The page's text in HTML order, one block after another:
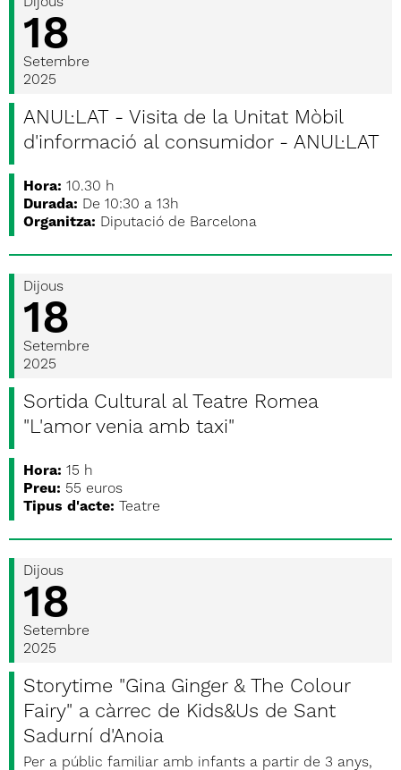
18
Setembre
2025
ANUL·LAT - Visita de la Unitat Mòbil
d'informació al consumidor - ANUL·LAT
Hora: 10.30 h
Durada: De 10:30 a 13h
Organitza: Diputació de Barcelona
Dijous
18
Setembre
2025
Sortida Cultural al Teatre Romea
"L'amor venia amb taxi"
Hora: 15 h
Preu: 55 euros
Tipus d'acte:
Teatre
Dijous
18
Setembre
2025
Storytime "Gina Ginger & The Colour
Fairy" a càrrec de Kids&Us de Sant
Sadurní d'Anoia
Per a públic familiar amb infants a partir de 3 anys,